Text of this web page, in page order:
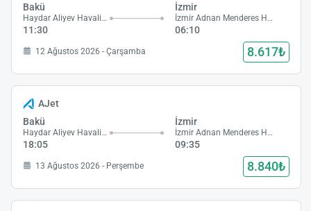
Bakü
Haydar Aliyev Havalimanı
11:30
İzmir
İzmir Adnan Menderes Havalimanı
06:10
12 Ağustos 2026 - Çarşamba 8.617₺
AJet
Bakü
Haydar Aliyev Havalimanı
18:05
İzmir
İzmir Adnan Menderes Havalimanı
09:35
13 Ağustos 2026 - Perşembe 8.840₺